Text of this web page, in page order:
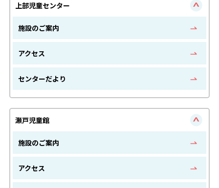
上部児童センター
施設のご案内
アクセス
センターだより
瀬戸児童館
施設のご案内
アクセス